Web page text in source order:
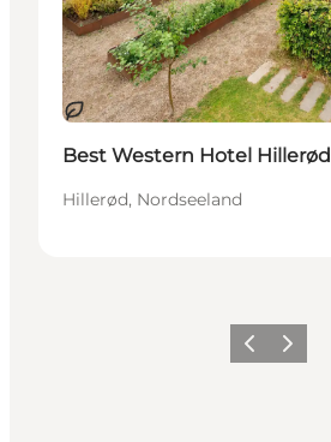
Nachhaltig
Best Western Hotel Hillerød
Hillerød, Nordseeland
ZurückWeiter